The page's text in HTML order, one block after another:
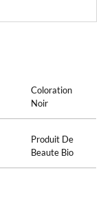
Coloration
Noir
Produit De
Beaute Bio